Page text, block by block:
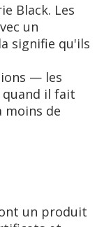
Black. Les
un
signifie qu'ils
— les
il fait
moins de
un produit